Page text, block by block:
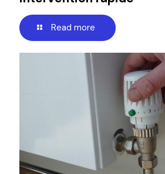
Read more